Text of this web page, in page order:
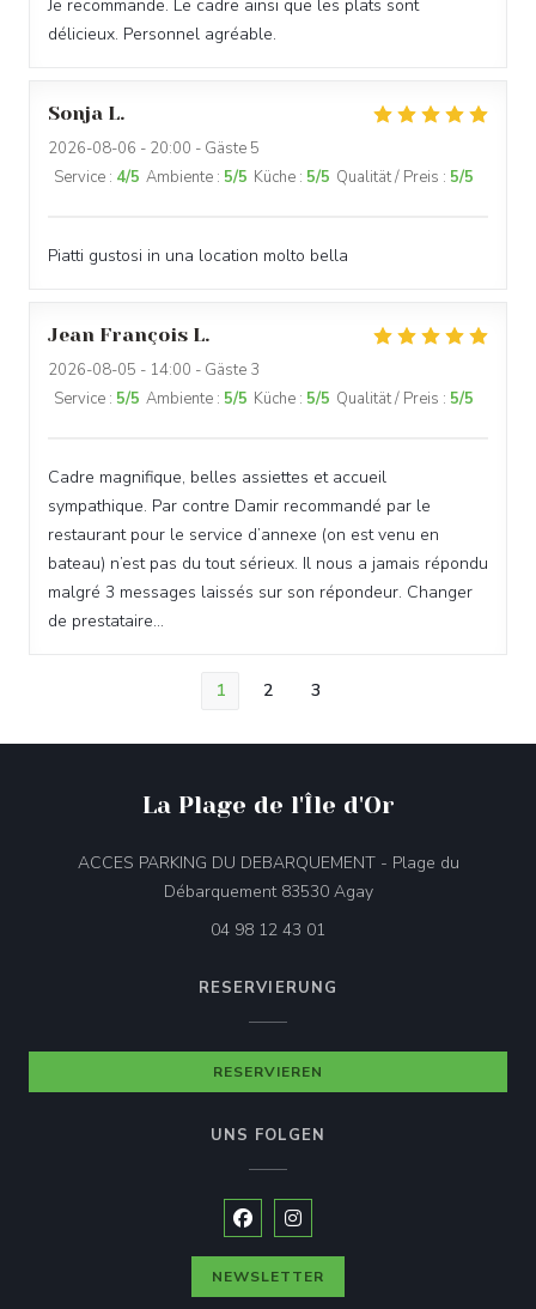
Je recommande. Le cadre ainsi que les plats sont
délicieux. Personnel agréable.
Sonja L
2026-08-06 - 20:00 - Gäste 5
Service : 4/5 Ambiente : 5/5 Küche : 5/5 Qualität / Preis : 5/5
Piatti gustosi in una location molto bella
Jean François L
2026-08-05 - 14:00 - Gäste 3
Service : 5/5 Ambiente : 5/5 Küche : 5/5 Qualität / Preis : 5/5
Cadre magnifique, belles assiettes et accueil
sympathique. Par contre Damir recommandé par le
restaurant pour le service d’annexe (on est venu en
bateau) n’est pas du tout sérieux. Il nous a jamais répondu
malgré 3 messages laissés sur son répondeur. Changer
de prestataire…
1 2 3
La Plage de l'Île d'Or
ACCES PARKING DU DEBARQUEMENT - Plage du
Débarquement 83530 Agay((öffnet ein neues
04 98 12 43 01
RESERVIERUNG
RESERVIEREN
UNS FOLGEN
Facebook ((öffnet ein neues
Instagram ((öffnet ein neues
NEWSLETTER